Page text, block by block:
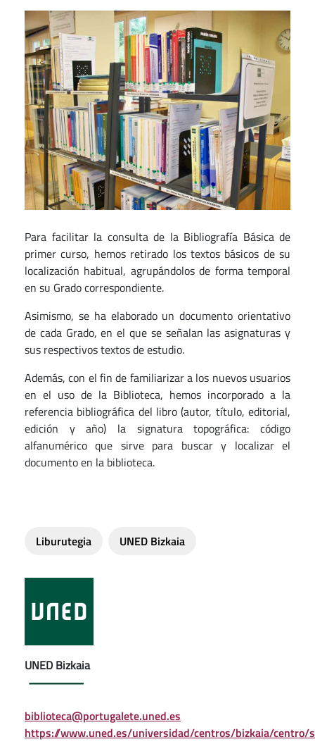
Para facilitar la consulta de la Bibliografía Básica de
primer curso, hemos retirado los textos básicos de su
localización habitual, agrupándolos de forma temporal
en su Grado correspondiente.
Asimismo, se ha elaborado un documento orientativo
de cada Grado, en el que se señalan las asignaturas y
sus respectivos textos de estudio.
Además, con el fin de familiarizar a los nuevos usuarios
en el uso de la Biblioteca, hemos incorporado a la
referencia bibliográfica del libro (autor, título, editorial,
edición y año) la signatura topográfica: código
alfanumérico que sirve para buscar y localizar el
documento en la biblioteca.
Liburutegia UNED Bizkaia
UNED Bizkaia
biblioteca@portugalete.uned.es
https://www.uned.es/universidad/centros/bizkaia/centro/